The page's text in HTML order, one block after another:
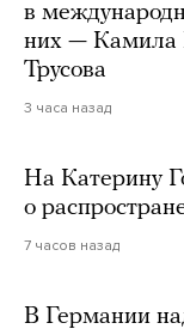
в
них — Камила
Трусова
3 часа назад
На Катерину
о
7 часов назад
В Германии